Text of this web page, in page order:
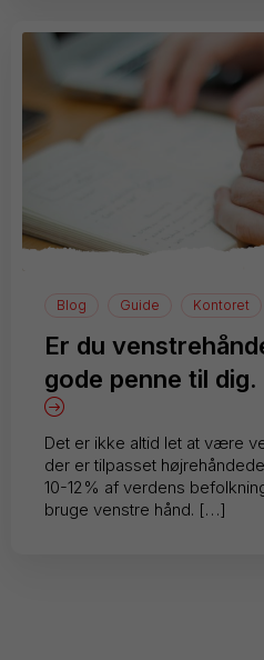
Blog Guide Kontoret
Er du
gode penne til dig.
Det er ikke altid let at være
der er tilpasset
10-12% af verdens
bruge venstre hånd. […]